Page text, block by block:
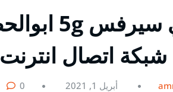
شبكة اتصال انترنت
أبريل 1, 2021 0